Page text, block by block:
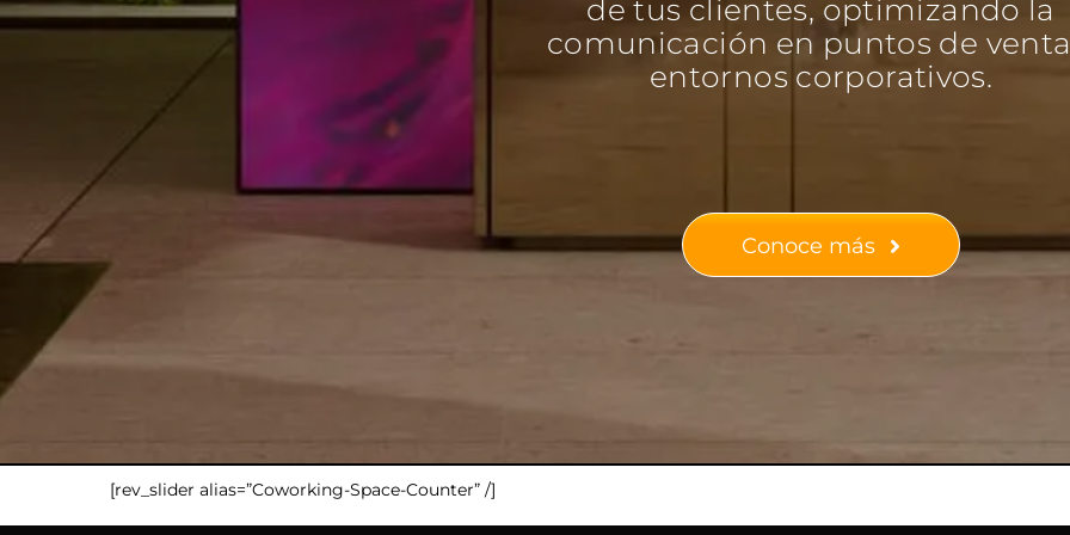
de tus clientes, optimizando la
comunicación en puntos de
entornos corporativos.
Conoce más
[rev_slider alias=”Coworking-Space-Counter” /]